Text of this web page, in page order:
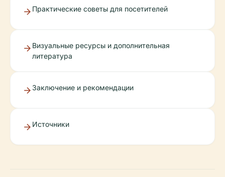
Практические советы для посетителей
Визуальные ресурсы и дополнительная
литература
Заключение и рекомендации
Источники